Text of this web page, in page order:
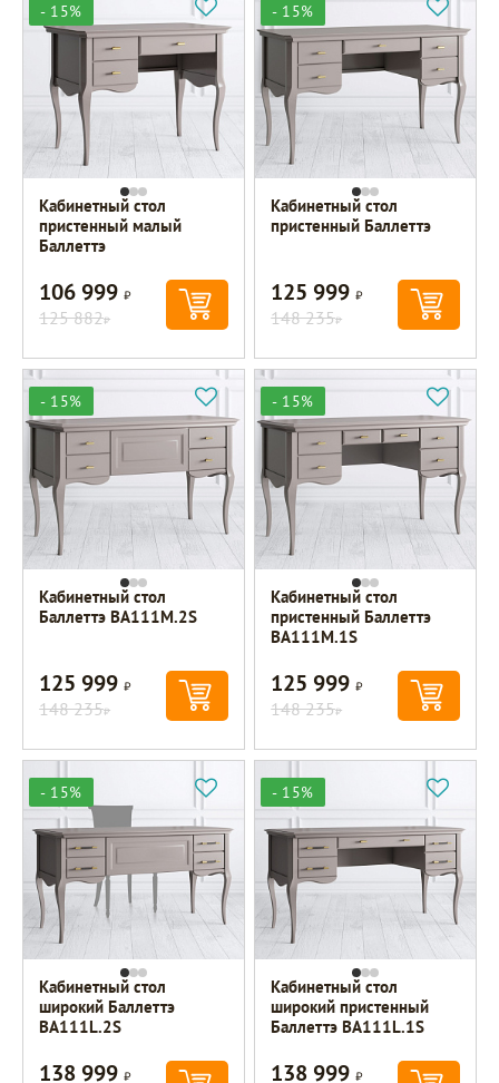
- 15%
Кабинетный стол
пристенный малый
Баллеттэ
106 999Р
125 882Р
- 15%
Кабинетный стол
пристенный Баллеттэ
125 999Р
148 235Р
- 15%
Кабинетный стол
Баллеттэ BA111M.2S
125 999Р
148 235Р
- 15%
Кабинетный стол
пристенный Баллеттэ
BA111M.1S
125 999Р
148 235Р
- 15%
Кабинетный стол
широкий Баллеттэ
BA111L.2S
138 999Р
- 15%
Кабинетный стол
широкий пристенный
Баллеттэ BA111L.1S
138 999Р